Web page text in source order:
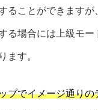
ることができます
る場合には上級モ
ます。
プでイメージ通り